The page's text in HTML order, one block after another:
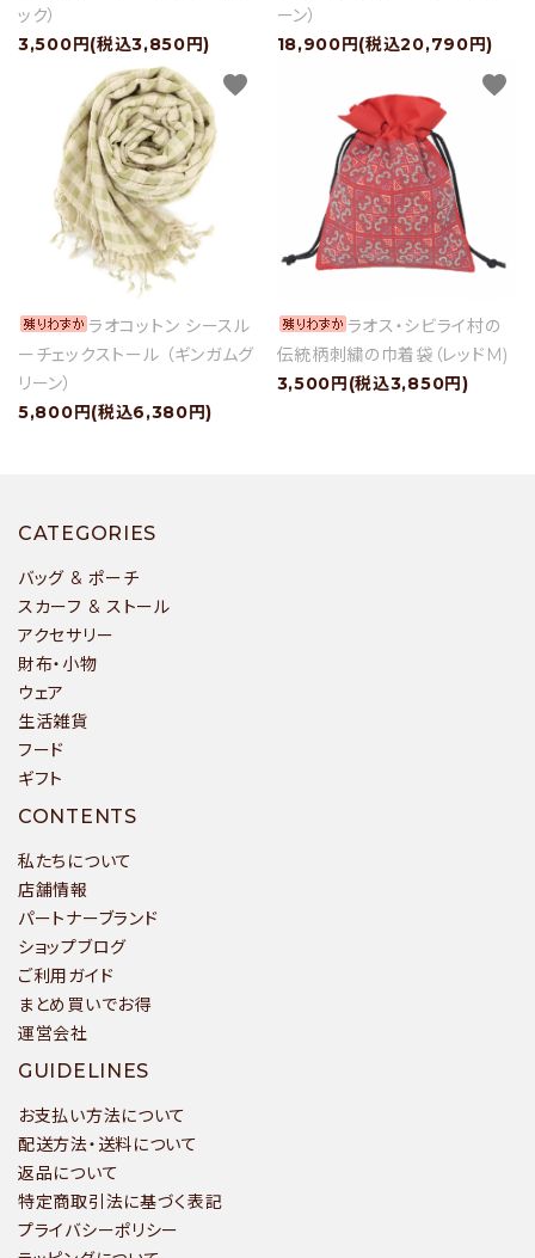
ック）
3,500円(税込3,850円)
ーン）
18,900円(税込20,790円)
ラオコットン シースル
ーチェックストール （ギンガムグ
リーン）
5,800円(税込6,380円)
favorite
ラオス・シビライ村の
伝統柄刺繍の巾着袋（レッドM)
3,500円(税込3,850円)
favorite
CATEGORIES
バッグ & ポーチ
スカーフ & ストール
アクセサリー
財布・小物
ウェア
生活雑貨
フード
ギフト
CONTENTS
私たちについて
店舗情報
パートナーブランド
ショップブログ
ご利用ガイド
まとめ買いでお得
運営会社
GUIDELINES
お支払い方法について
配送方法・送料について
返品について
特定商取引法に基づく表記
プライバシーポリシー